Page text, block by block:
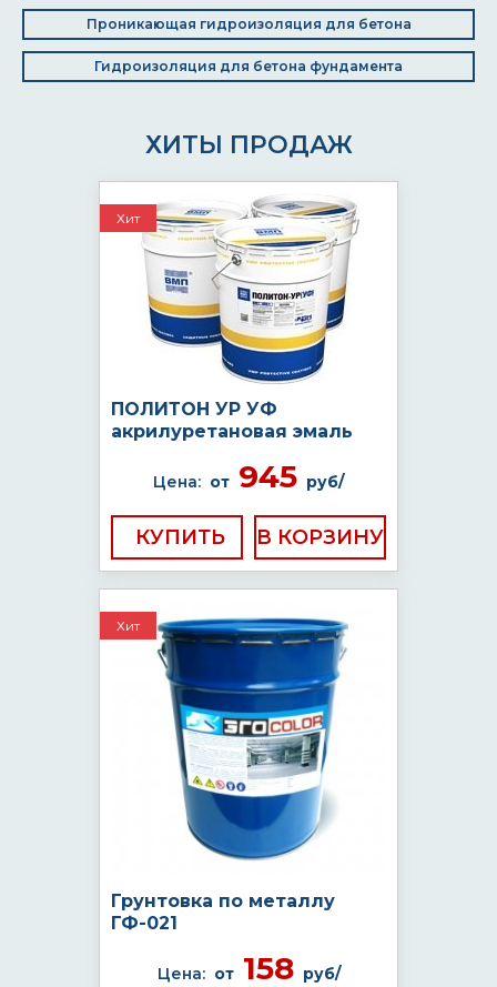
Проникающая гидроизоляция для бетона
Гидроизоляция для бетона фундамента
ХИТЫ ПРОДАЖ
Хит
ПОЛИТОН УР УФ
акрилуретановая эмаль
Цена: от 945 руб/
КУПИТЬ
Хит
Грунтовка по металлу
ГФ-021
Цена: от158 руб/